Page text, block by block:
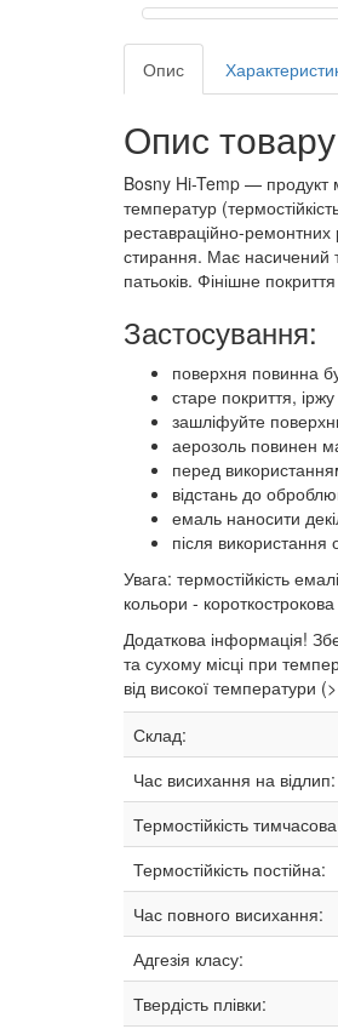
Опис
Опис
Bosny Hi-Temp — продукт
температур
реставраційно-ремонтних
стирання. Має насичений
патьоків. Фінішне
Застосування:
поверхня повинна
старе покриття,
зашліфуйте
аерозоль повинен
перед
відстань до
емаль наносити
після використання
Увага: термостійкість
кольори -
Додаткова інформація!
та сухому місці при
від високої температури
Склад:
Час висихання на відлип:
Термостійкість
Термостійкість постійна:
Час повного висихання:
Адгезія класу:
Твердість плівки: